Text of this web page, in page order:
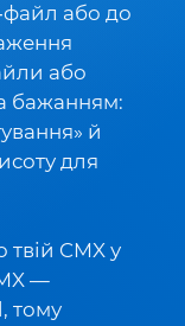
або до
або
бажанням:
й
для
CMX у
—
тому